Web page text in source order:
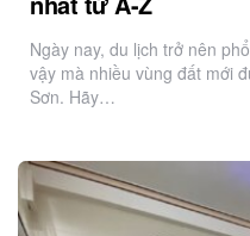
Ngày nay, du lịch trở nên
vậy mà nhiều vùng đất mới
Sơn. Hãy…